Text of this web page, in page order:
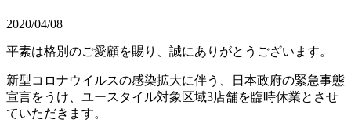
2020/04/08
平素は格別のご愛顧を賜り、誠にありがとうございます。
新型コロナウイルスの感染拡大に伴う、日本政府の緊急事態
宣言をうけ、ユースタイル対象区域3店舗を臨時休業とさせ
ていただきます。